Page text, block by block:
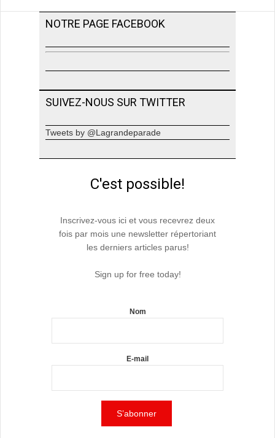
NOTRE PAGE FACEBOOK
SUIVEZ-NOUS SUR TWITTER
Tweets by @Lagrandeparade
C'est possible!
Inscrivez-vous ici et vous recevrez deux
fois par mois une newsletter répertoriant
les derniers articles parus!
Sign up for free today!
Nom
E-mail